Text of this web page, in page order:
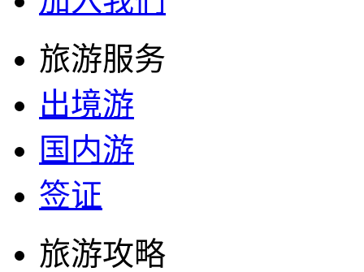
旅游服务
出境游
国内游
签证
旅游攻略